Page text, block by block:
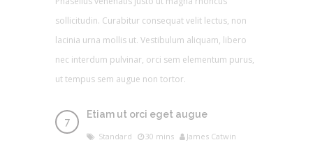
sollicitudin. Curabitur consequat velit lectus, non
lacinia urna mollis ut. Vestibulum aliquam, libero
nec interdum pulvinar, orci sem elementum purus,
ut tempus sem augue non tortor.
Etiam ut orci eget augue
Standard 30 mins James Catwin